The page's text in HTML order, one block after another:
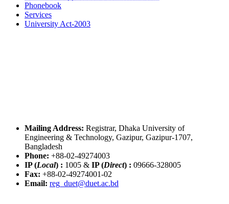
Phonebook
Services
University Act-2003
Mailing Address: Registrar, Dhaka University of
Engineering & Technology, Gazipur, Gazipur-1707,
Bangladesh
Phone: +88-02-49274003
IP (Local) : 1005 & IP (Direct) : 09666-328005
Fax: +88-02-49274001-02
Email: reg_duet@duet.ac.bd